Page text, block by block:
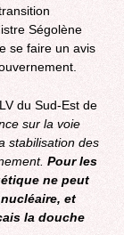
Ségolène
se faire un avis
du Sud-Est de
sur la voie
stabilisation des
Pour les
ne peut
et
la douche